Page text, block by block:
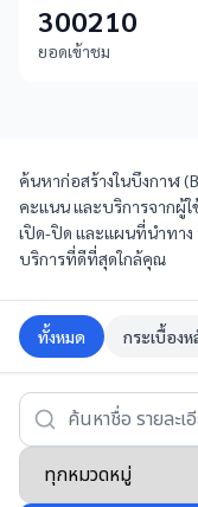
300210
ยอดเข้าชม
ค้นหาก่อสร้างในบึงกาฬ
คะแนน และบริการจากผู้
เปิด-ปิด และแผนที่นำทา
บริการที่ดีที่สุดใกล้คุณ
ทั้งหมด กระเบื้องห